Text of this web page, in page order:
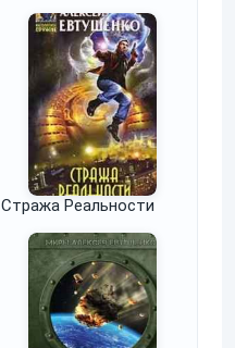
Стража Реальности